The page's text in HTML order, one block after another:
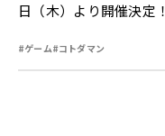
日（木）より開催決定！
#ゲーム#コトダマン